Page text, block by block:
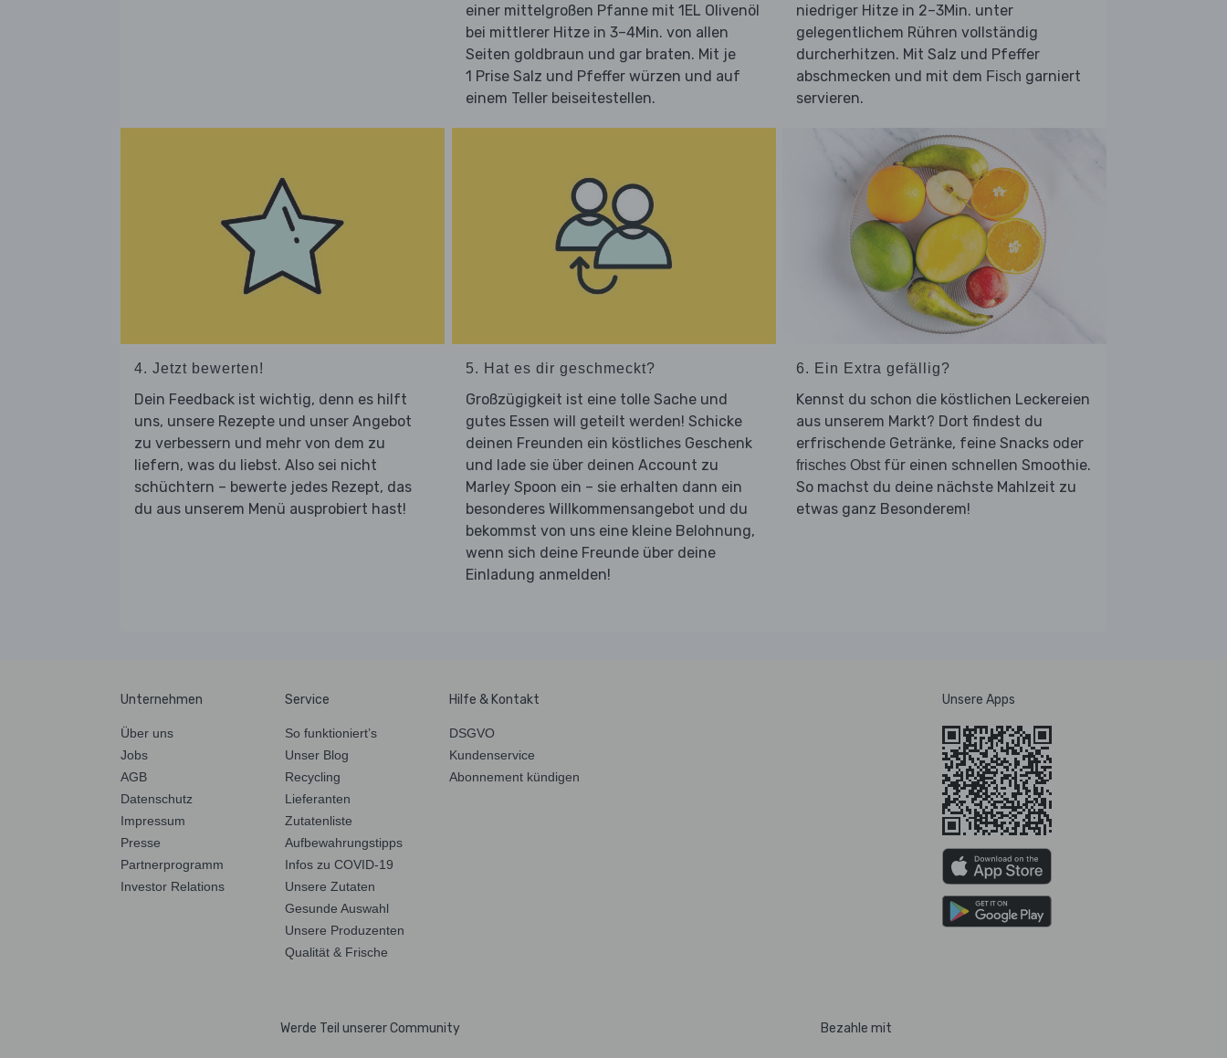
einer mittelgroßen Pfanne mit 1EL Olivenöl
bei mittlerer Hitze in 3–4Min. von allen
Seiten goldbraun und gar braten. Mit je
1 Prise Salz und Pfeffer würzen und auf
einem Teller beiseitestellen.
niedriger Hitze in 2–3Min. unter
gelegentlichem Rühren vollständig
durcherhitzen. Mit Salz und Pfeffer
abschmecken und mit dem Fisch garniert
servieren.
4. Jetzt bewerten!
Dein Feedback ist wichtig, denn es hilft
uns, unsere Rezepte und unser Angebot
zu verbessern und mehr von dem zu
liefern, was du liebst. Also sei nicht
schüchtern – bewerte jedes Rezept, das
du aus unserem Menü ausprobiert hast!
5. Hat es dir geschmeckt?
Großzügigkeit ist eine tolle Sache und
gutes Essen will geteilt werden! Schicke
deinen Freunden ein köstliches Geschenk
und lade sie über deinen Account zu
Marley Spoon ein – sie erhalten dann ein
besonderes Willkommensangebot und du
bekommst von uns eine kleine Belohnung,
wenn sich deine Freunde über deine
Einladung anmelden!
6. Ein Extra gefällig?
Kennst du schon die köstlichen Leckereien
aus unserem Markt? Dort findest du
erfrischende Getränke, feine Snacks oder
frisches Obst für einen schnellen Smoothie.
So machst du deine nächste Mahlzeit zu
etwas ganz Besonderem!
Unternehmen
Über uns
Jobs
AGB
Datenschutz
Impressum
Presse
Partnerprogramm
Investor Relations
Service
So funktioniert’s
Unser Blog
Recycling
Lieferanten
Zutatenliste
Aufbewahrungstipps
Infos zu COVID-19
Unsere Zutaten
Gesunde Auswahl
Unsere Produzenten
Qualität & Frische
Hilfe & Kontakt
DSGVO
Kundenservice
Abonnement kündigen
Unsere Apps
Werde Teil unserer Community Bezahle mit